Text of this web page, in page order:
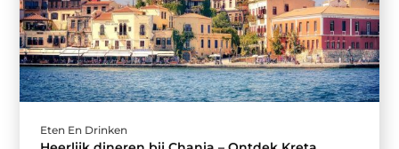
Eten En Drinken